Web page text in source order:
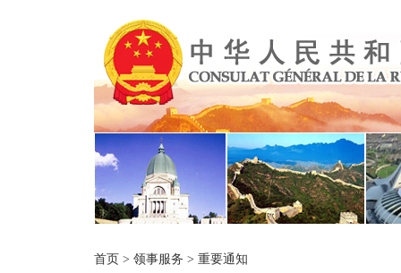
首页 > 领事服务 > 重要通知